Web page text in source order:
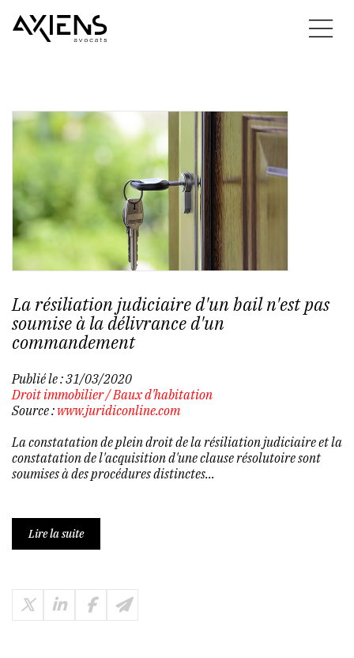
La résiliation judiciaire d'un bail n'est pas
soumise à la délivrance d'un
commandement
Publié le :31/03/2020
Droit immobilier/Baux d'habitation
Source : www.juridiconline.com
La constatation de plein droit de la résiliation judiciaire et la
constatation de l'acquisition d'une clause résolutoire sont
soumises à des procédures distinctes...
Lire la suite